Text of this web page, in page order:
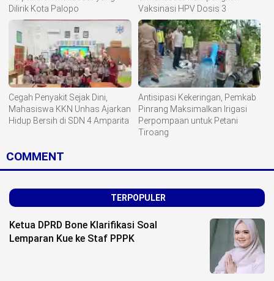
Dilirik Kota Palopo
Vaksinasi HPV Dosis 3
Cegah Penyakit Sejak Dini,
Mahasiswa KKN Unhas Ajarkan
Hidup Bersih di SDN 4 Amparita
Antisipasi Kekeringan, Pemkab
Pinrang Maksimalkan Irigasi
Perpompaan untuk Petani
Tiroang
COMMENT
TERPOPULER
Ketua DPRD Bone Klarifikasi Soal
Lemparan Kue ke Staf PPPK